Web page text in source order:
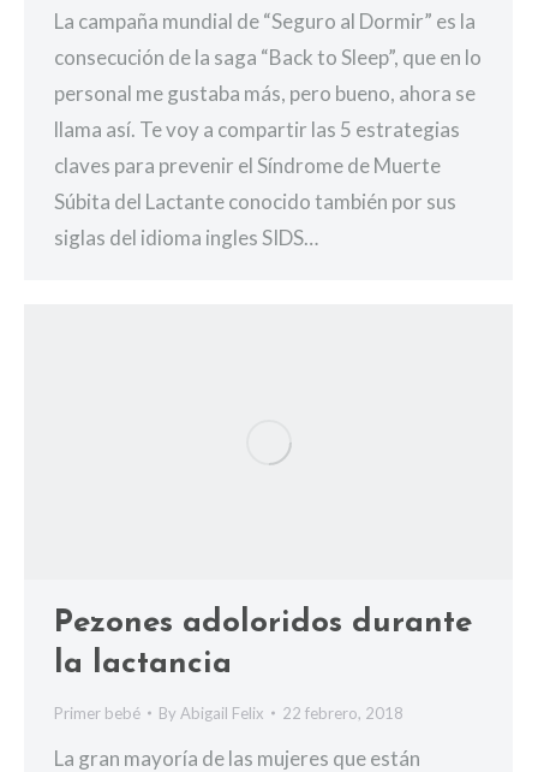
La campaña mundial de “Seguro al Dormir” es la
consecución de la saga “Back to Sleep”, que en lo
personal me gustaba más, pero bueno, ahora se
llama así. Te voy a compartir las 5 estrategias
claves para prevenir el Síndrome de Muerte
Súbita del Lactante conocido también por sus
siglas del idioma ingles SIDS…
Pezones adoloridos durante
la lactancia
Primer bebé By Abigail Felix 22 febrero, 2018
La gran mayoría de las mujeres que están